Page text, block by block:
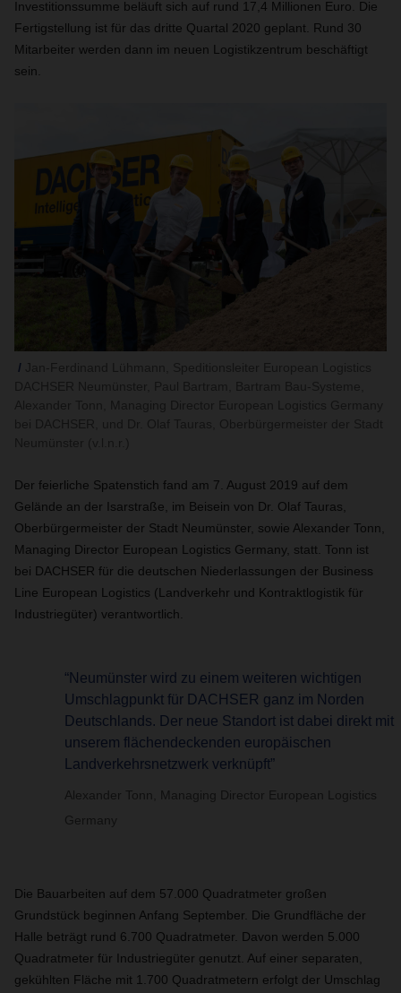
Investitionssumme beläuft sich auf rund 17,4 Millionen Euro. Die
Fertigstellung ist für das dritte Quartal 2020 geplant. Rund 30
Mitarbeiter werden dann im neuen Logistikzentrum beschäftigt
sein.
Der feierliche Spatenstich fand am 7. August 2019 auf dem
Gelände an der Isarstraße, im Beisein von Dr. Olaf Tauras,
Oberbürgermeister der Stadt Neumünster, sowie Alexander Tonn,
Managing Director European Logistics Germany, statt. Tonn ist
bei DACHSER für die deutschen Niederlassungen der Business
Line European Logistics (Landverkehr und Kontraktlogistik für
Industriegüter) verantwortlich.
“Neumünster wird zu einem weiteren wichtigen
Umschlagpunkt für DACHSER ganz im Norden
Deutschlands. Der neue Standort ist dabei direkt mit
unserem flächendeckenden europäischen
Landverkehrsnetzwerk verknüpft”
Alexander Tonn, Managing Director European Logistics
Germany
Die Bauarbeiten auf dem 57.000 Quadratmeter großen
Grundstück beginnen Anfang September. Die Grundfläche der
Halle beträgt rund 6.700 Quadratmeter. Davon werden 5.000
Quadratmeter für Industriegüter genutzt. Auf einer separaten,
gekühlten Fläche mit 1.700 Quadratmetern erfolgt der Umschlag